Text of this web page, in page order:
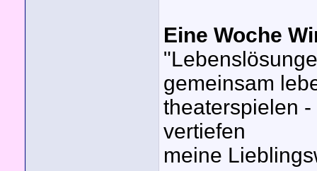
Eine Woche
gemeinsam
theaterspielen
vertiefen
meine